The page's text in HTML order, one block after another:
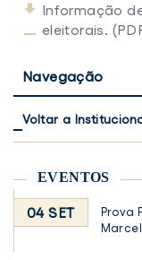
Informação
eleitorais.
Navegação
Voltar a
EVENTOS
04 SET
Prova